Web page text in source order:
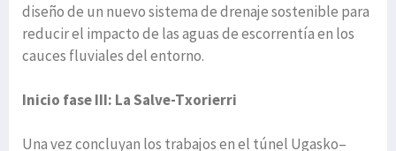
diseño de un nuevo sistema de drenaje sostenible para
reducir el impacto de las aguas de escorrentía en los
cauces fluviales del entorno.
Inicio fase III: La Salve-Txorierri
Una vez concluyan los trabajos en el túnel Ugasko–